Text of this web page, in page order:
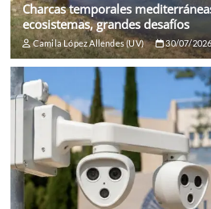
Charcas temporales
ecosistemas, grandes desafíos
Camila López Allendes (UV) 30/07/2026